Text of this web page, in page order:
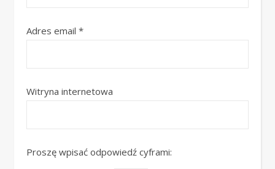
Adres email *
Witryna internetowa
Proszę wpisać odpowiedź cyframi: